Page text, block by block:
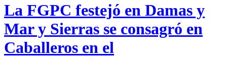
La FGPC festejó en Damas y
Mar y Sierras se consagró en
Caballeros en el